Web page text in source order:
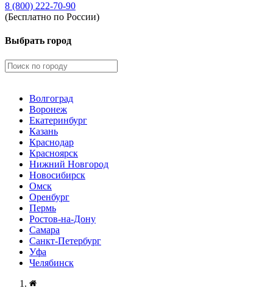
8 (800) 222-70-90
(Бесплатно по России)
Выбрать город
Волгоград
Воронеж
Екатеринбург
Казань
Краснодар
Красноярск
Нижний Новгород
Новосибирск
Омск
Оренбург
Пермь
Ростов-на-Дону
Самара
Санкт-Петербург
Уфа
Челябинск